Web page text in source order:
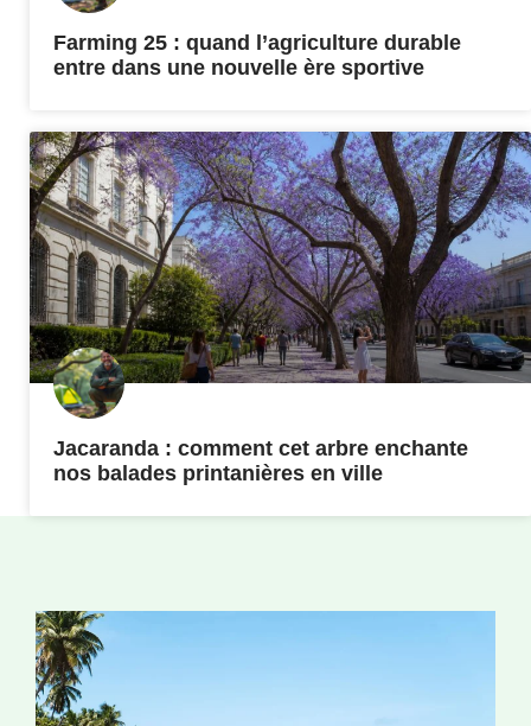
Farming 25 : quand l’agriculture durable
entre dans une nouvelle ère sportive
Jacaranda : comment cet arbre enchante
nos balades printanières en ville